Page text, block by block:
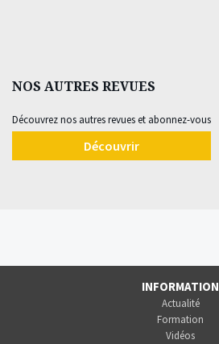
NOS AUTRES REVUES
Découvrez nos autres revues et abonnez-vous
Découvrir
INFORMATION
Actualité
Formation
Vidéos